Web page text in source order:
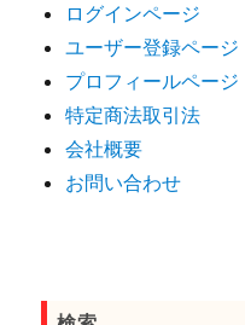
ログインページ
ユーザー登録ページ
プロフィールページ
特定商法取引法
会社概要
お問い合わせ